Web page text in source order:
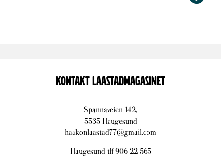
KONTAKT LAASTADMAGASINET
Spannaveien 142,
5535 Haugesund
haakonlaastad77@gmail.com
Haugesund tlf 906 22 565